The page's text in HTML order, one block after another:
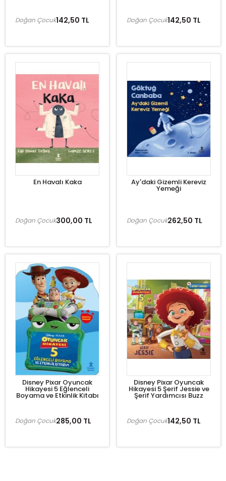
142,50 TL
Doğan Çocuk 142,50 TL
Doğan Çocuk
En Havalı Kaka
300,00 TL
Doğan Çocuk
Ay'daki Gizemli Kereviz
Yemeği
262,50 TL
Doğan Çocuk
Disney Pixar Oyuncak
Hikayesi 5 Eğlenceli
Boyama ve Etkinlik Kitabı
285,00 TL
Doğan Çocuk
Disney Pixar Oyuncak
Hikayesi 5 Şerif Jessie ve
Şerif Yardımcısı Buzz
142,50 TL
Doğan Çocuk